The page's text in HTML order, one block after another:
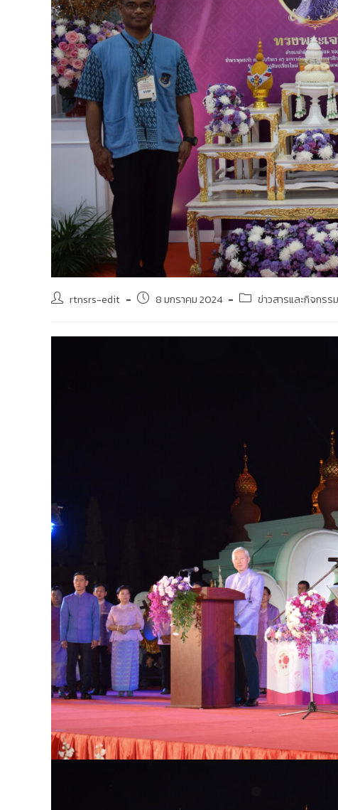
rtnsrs-edit 8 มกราคม 2024 ข่าวสารและกิจกรรม